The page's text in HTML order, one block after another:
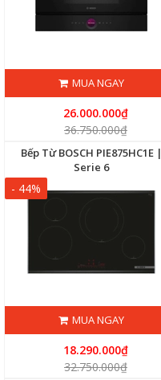
MUA NGAY
26.000.000₫
36.750.000₫
Bếp Từ BOSCH PIE875HC1E |
Serie 6
- 44%
MUA NGAY
18.290.000₫
32.750.000₫